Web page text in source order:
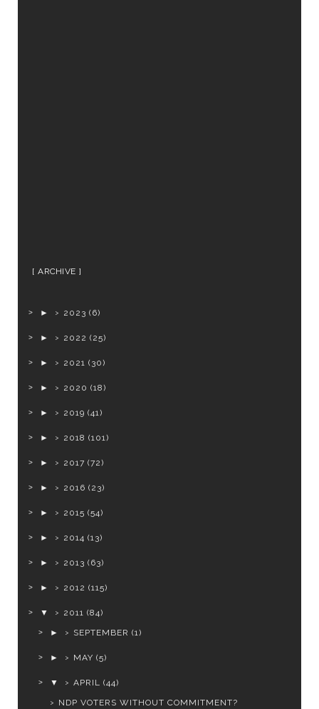
ARCHIVE
► 2023 (6)
► 2022 (25)
► 2021 (30)
► 2020 (18)
► 2019 (41)
► 2018 (101)
► 2017 (72)
► 2016 (23)
► 2015 (54)
► 2014 (13)
► 2013 (63)
► 2012 (115)
▼ 2011 (84)
►
SEPTEMBER (1)
► MAY (5)
▼ APRIL (44)
NDP VOTERS WITHOUT COMMITMENT?